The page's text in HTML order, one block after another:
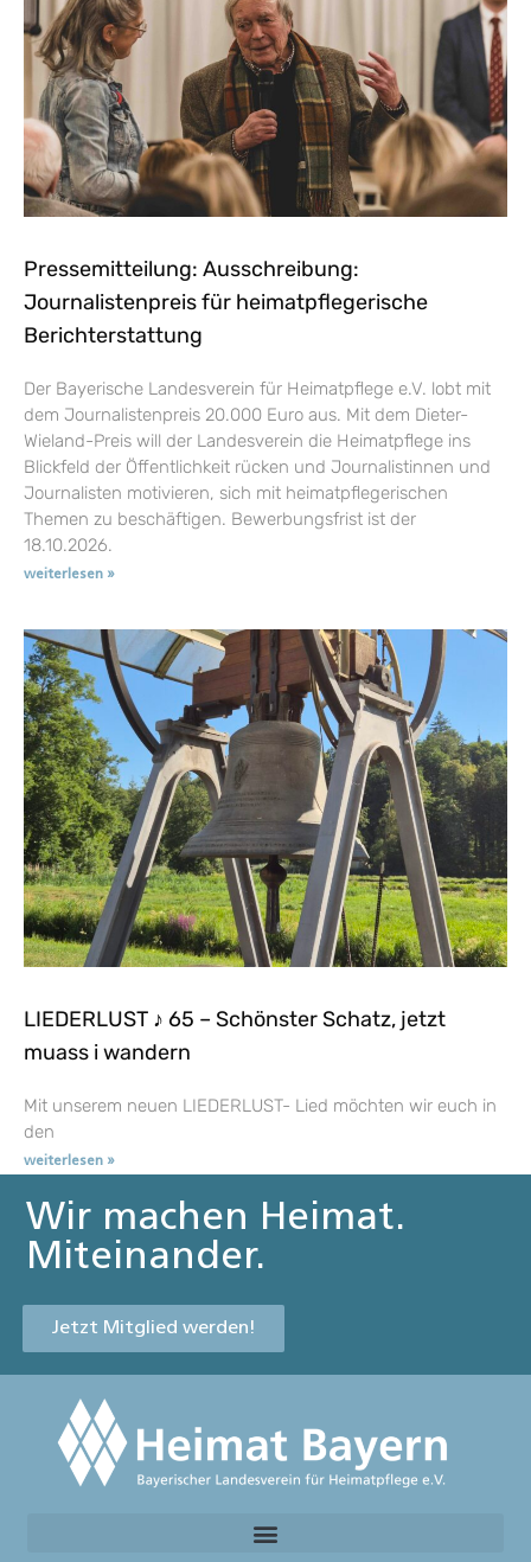
Pressemitteilung: Ausschreibung:
Journalistenpreis für heimatpflegerische
Berichterstattung
Der Bayerische Landesverein für Heimatpflege e.V. lobt mit
dem Journalistenpreis 20.000 Euro aus. Mit dem Dieter-
Wieland-Preis will der Landesverein die Heimatpflege ins
Blickfeld der Öffentlichkeit rücken und Journalistinnen und
Journalisten motivieren, sich mit heimatpflegerischen
Themen zu beschäftigen. Bewerbungsfrist ist der
18.10.2026.
weiterlesen »
LIEDERLUST ♪ 65 – Schönster Schatz, jetzt
muass i wandern
Mit unserem neuen LIEDERLUST- Lied möchten wir euch in
den
weiterlesen »
Wir machen Heimat.
Miteinander.
Jetzt Mitglied werden!